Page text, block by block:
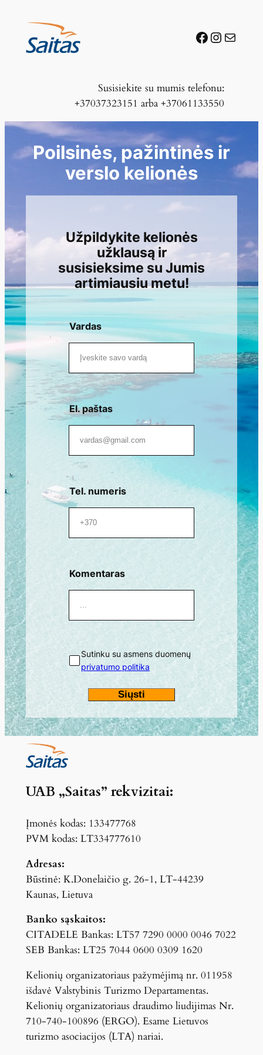
Facebook
Mail
Susisiekite su mumis telefonu:
+37037323151 arba +37061133550
Poilsinės, pažintinės ir
verslo kelionės
Užpildykite kelionės
užklausą ir
susisieksime su Jumis
artimiausiu metu!
Vardas
El. paštas
Tel. numeris
Komentaras
Sutinku su asmens duomenų
privatumo politika
Siųsti
UAB „Saitas” rekvizitai:
Įmonės kodas: 133477768
PVM kodas: LT334777610
Adresas:
Būstinė: K.Donelaičio g. 26-1, LT-44239
Kaunas, Lietuva
Banko sąskaitos:
CITADELE Bankas: LT57 7290 0000 0046 7022
SEB Bankas: LT25 7044 0600 0309 1620
Kelionių organizatoriaus pažymėjimą nr. 011958
išdavė Valstybinis Turizmo Departamentas.
Kelionių organizatoriaus draudimo liudijimas Nr.
710-740-100896 (ERGO). Esame Lietuvos
turizmo asociacijos (LTA) nariai.